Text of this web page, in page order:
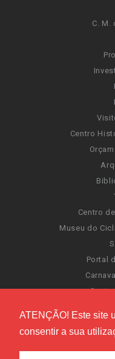
ATENÇÃO! Este site
consentir a sua
C. M.
Centro
Centro
Museu do
Portal
Santa